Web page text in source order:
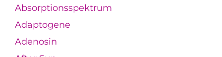
Absorptionsspektrum
Adaptogene
Adenosin